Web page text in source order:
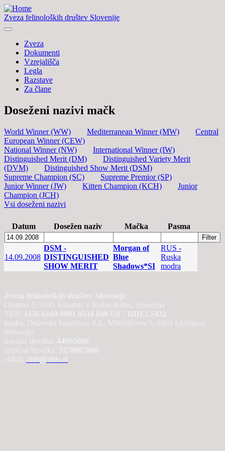
Zveza felinoloških društev Slovenije
Zveza
Dokumenti
Vzrejališča
Legla
Razstave
Za člane
Doseženi nazivi mačk
World Winner (WW) Mediterranean Winner (MW)
Central
European Winner (CEW)
National Winner (NW)
International Winner (IW)
Distinguished Merit (DM)
Distinguished Variety Merit
(DVM)
Distinguished Show Merit (DSM)
Supreme Champion (SC)
Supreme Premior (SP)
Junior Winner (JW)
Kitten Champion (KCH)
Junior
Champion (JCH)
Vsi doseženi nazivi
Datum Dosežen naziv Mačka Pasma
14.09.2008
DSM -
DISTINGUISHED
SHOW MERIT
Morgan of
Blue
Shadows*SI
RUS -
Ruska
modra